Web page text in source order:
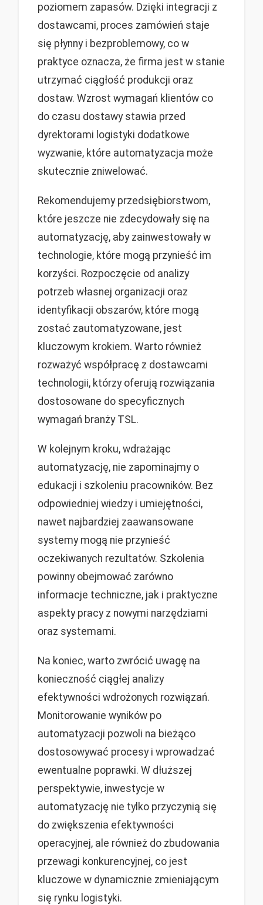
poziomem zapasów. Dzięki integracji z
dostawcami, proces zamówień staje
się płynny i bezproblemowy, co w
praktyce oznacza, że firma jest w stanie
utrzymać ciągłość produkcji oraz
dostaw. Wzrost wymagań klientów co
do czasu dostawy stawia przed
dyrektorami logistyki dodatkowe
wyzwanie, które automatyzacja może
skutecznie zniwelować.
Rekomendujemy przedsiębiorstwom,
które jeszcze nie zdecydowały się na
automatyzację, aby zainwestowały w
technologie, które mogą przynieść im
korzyści. Rozpoczęcie od analizy
potrzeb własnej organizacji oraz
identyfikacji obszarów, które mogą
zostać zautomatyzowane, jest
kluczowym krokiem. Warto również
rozważyć współpracę z dostawcami
technologii, którzy oferują rozwiązania
dostosowane do specyficznych
wymagań branży TSL.
W kolejnym kroku, wdrażając
automatyzację, nie zapominajmy o
edukacji i szkoleniu pracowników. Bez
odpowiedniej wiedzy i umiejętności,
nawet najbardziej zaawansowane
systemy mogą nie przynieść
oczekiwanych rezultatów. Szkolenia
powinny obejmować zarówno
informacje techniczne, jak i praktyczne
aspekty pracy z nowymi narzędziami
oraz systemami.
Na koniec, warto zwrócić uwagę na
konieczność ciągłej analizy
efektywności wdrożonych rozwiązań.
Monitorowanie wyników po
automatyzacji pozwoli na bieżąco
dostosowywać procesy i wprowadzać
ewentualne poprawki. W dłuższej
perspektywie, inwestycje w
automatyzację nie tylko przyczynią się
do zwiększenia efektywności
operacyjnej, ale również do zbudowania
przewagi konkurencyjnej, co jest
kluczowe w dynamicznie zmieniającym
się rynku logistyki.